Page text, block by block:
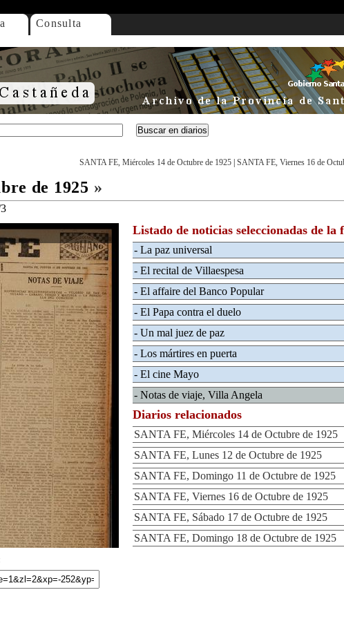
Consulta
SANTA FE, Miércoles 14 de Octubre de 1925 SANTA FE, Viernes 16 de
de 1925 »
Listado de noticias seleccionadas de la
- La paz universal
- El recital de Villaespesa
- El affaire del Banco Popular
- El Papa contra el duelo
- Un mal juez de paz
- Los mártires en puerta
- El cine Mayo
- Notas de viaje, Villa Angela
Diarios relacionados
SANTA FE, Miércoles 14 de Octubre de 1925
SANTA FE, Lunes 12 de Octubre de 1925
SANTA FE, Domingo 11 de Octubre de 1925
SANTA FE, Viernes 16 de Octubre de 1925
SANTA FE, Sábado 17 de Octubre de 1925
SANTA FE, Domingo 18 de Octubre de 1925